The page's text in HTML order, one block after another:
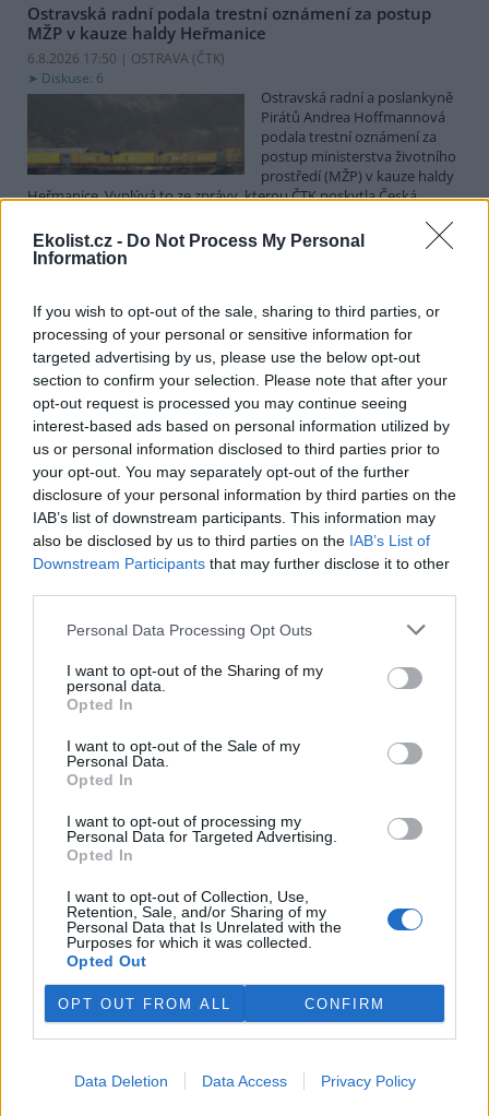
Ekolist.cz - Do Not Process My Personal
Information
If you wish to opt-out of the sale, sharing to third parties, or
processing of your personal or sensitive information for
targeted advertising by us, please use the below opt-out
section to confirm your selection. Please note that after your
opt-out request is processed you may continue seeing
interest-based ads based on personal information utilized by
us or personal information disclosed to third parties prior to
your opt-out. You may separately opt-out of the further
disclosure of your personal information by third parties on the
IAB’s list of downstream participants. This information may
also be disclosed by us to third parties on the IAB’s List of
Downstream Participants that may further disclose it to other
Personal Data Processing Opt Outs
I want to opt-out of the Sharing of my
personal data.
Opted In
I want to opt-out of the Sale of my
Personal Data.
Opted In
I want to opt-out of processing my
Personal Data for Targeted Advertising.
Opted In
I want to opt-out of Collection, Use,
Retention, Sale, and/or Sharing of my
Personal Data that Is Unrelated with the
Purposes for which it was collected.
Opted Out
OPT OUT FROM ALL CONFIRM
Data Deletion Data Access Privacy Policy
Ostravská radní podala trestní oznámení za postup
MŽP v kauze haldy Heřmanice
6.8.2026 17:50 | OSTRAVA (ČTK)
Diskuse: 6
Ostravská radní a poslankyně
Pirátů Andrea Hoffmannová
podala trestní oznámení za
postup ministerstva životního
prostředí (MŽP) v kauze haldy
Heřmanice. Vyplývá to ze zprávy, kterou ČTK poskytla Česká
případu České inspekci životního prostředí (ČIŽP) a zastavení řízení.
Hoffmannová ČTK sdělila, že trestní oznámení podala proti dosud
zjištěna prověřováním. Stanovisko MŽP a ČIŽP ČTK shání.
Ředitelé odborů i mluvčí se z ČIŽP rozhodli odejít z
vlastní vůle, řekl Straka
6.8.2026 15:22 (ČTK)
Ředitel odboru vnitřních
služeb Matěj Mrlina, vedoucí
služebního úřadu Oldřich
Jarolím a tisková mluvčí Miriam
Loužecká končí na České
inspekci životního prostředí (ČIŽP) z vlastní iniciativy. Na dotaz ČTK
to napsal nový ředitel inspekce Pavel Straka (za Motoristy). O jejich
plánovaných odchodechinformovalyv pondělí Seznam Zprávy.
Veterináři v horku ošetřují více zvířat, ohrožení jsou psi
se zploštělým čumákem
Veterináři v současných
vedrech ošetřují více zvířat.
krátkou lebkou a zploštělým
čumákem, jako jsou například mopsi nebo buldočci, starší jedinci a
zvířata se srdečním onemocněním. Jejich majitelé pro ně
dehydrataci nebo kolapsu. ČTK to sdělila viceprezidentka Komory
veterinárních lékařů ČR Kateřina Valdhans.
Do Prahy dorazili jezdci cyklistické štafety, míří na
konferenci o klimatu
Do Prahy dnes dorazili jezdci
mezinárodní cyklistické štafety